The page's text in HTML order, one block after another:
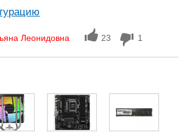
Леонидовна 23 1